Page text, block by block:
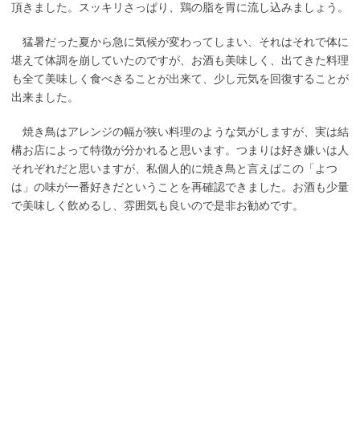
頂きました。スッキリさっぱり、鶏の脂を胃に流し込みましょう。
猛暑だった夏から急に気候が変わってしまい、それはそれで体に
堪えて体調を崩していたのですが、お酒も美味しく、出てきた料理
も全て美味しく食べきることが出来て、少し元気を回復することが
出来ました。
焼き鳥はアレンジの幅が狭い料理のような気がしますが、実は結
構お店によって特徴が分かれると思います。つまりは好き嫌いは人
それぞれだと思いますが、私個人的に焼き鳥と言えばこの「よつ
は」の味が一番好きだということを再確認できました。お酒も少量
で美味しく飲めるし、雰囲気も良いので是非お勧めです。